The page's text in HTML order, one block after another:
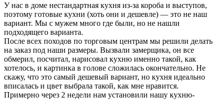
У нас в доме нестандартная кухня из-за короба и выступов,
поэтому готовые кухни (хоть они и дешевле) — это не наш
вариант. Мы с мужем много где были, но не нашли
подходящего варианта.
После всех походов по торговым центрам мы решили делать
на заказ под наши размеры. Вызвали замерщика, он все
обмерил, посчитал, нарисовал кухню именно такой, как
хотелось, и картинка в голове сложилась окончательно. Не
скажу, что это самый дешевый вариант, но кухня идеально
вписалась и цвет выбрала такой, как мне нравится.
Примерно через 2 недели нам установили нашу кухню-